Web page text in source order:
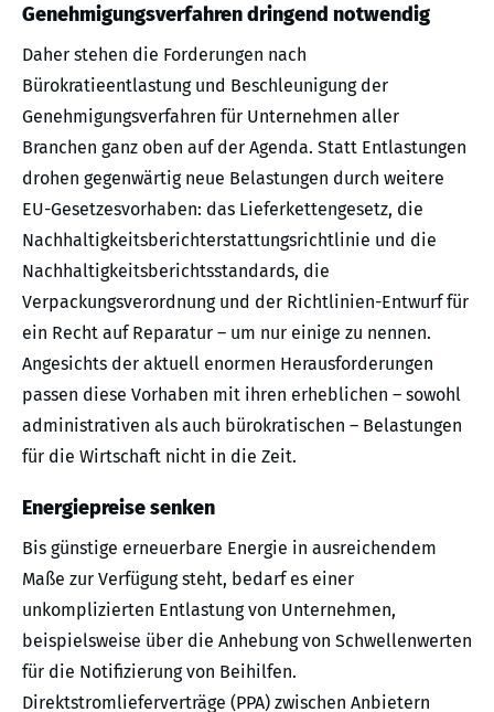
Genehmigungsverfahren dringend notwendig
Daher stehen die Forderungen nach
Bürokratieentlastung und Beschleunigung der
Genehmigungsverfahren für Unternehmen aller
Branchen ganz oben auf der Agenda. Statt Entlastungen
drohen gegenwärtig neue Belastungen durch weitere
EU-Gesetzesvorhaben: das Lieferkettengesetz, die
Nachhaltigkeitsberichterstattungsrichtlinie und die
Nachhaltigkeitsberichtsstandards, die
Verpackungsverordnung und der Richtlinien-Entwurf für
ein Recht auf Reparatur – um nur einige zu nennen.
Angesichts der aktuell enormen Herausforderungen
passen diese Vorhaben mit ihren erheblichen – sowohl
administrativen als auch bürokratischen – Belastungen
für die Wirtschaft nicht in die Zeit.
Energiepreise senken
Bis günstige erneuerbare Energie in ausreichendem
Maße zur Verfügung steht, bedarf es einer
unkomplizierten Entlastung von Unternehmen,
beispielsweise über die Anhebung von Schwellenwerten
für die Notifizierung von Beihilfen.
Direktstromlieferverträge (PPA) zwischen Anbietern